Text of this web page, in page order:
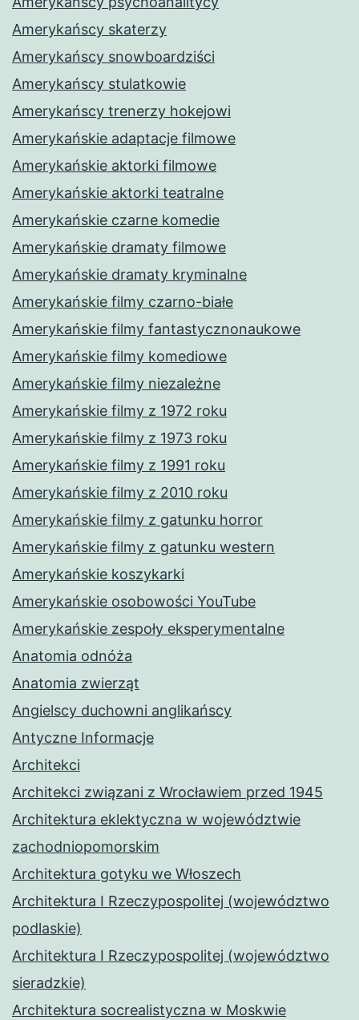
Amerykańscy skaterzy
Amerykańscy snowboardziści
Amerykańscy stulatkowie
Amerykańscy trenerzy hokejowi
Amerykańskie adaptacje filmowe
Amerykańskie aktorki filmowe
Amerykańskie aktorki teatralne
Amerykańskie czarne komedie
Amerykańskie dramaty filmowe
Amerykańskie dramaty kryminalne
Amerykańskie filmy czarno-białe
Amerykańskie filmy fantastycznonaukowe
Amerykańskie filmy komediowe
Amerykańskie filmy niezależne
Amerykańskie filmy z 1972 roku
Amerykańskie filmy z 1973 roku
Amerykańskie filmy z 1991 roku
Amerykańskie filmy z 2010 roku
Amerykańskie filmy z gatunku horror
Amerykańskie filmy z gatunku western
Amerykańskie koszykarki
Amerykańskie osobowości YouTube
Amerykańskie zespoły eksperymentalne
Anatomia odnóża
Anatomia zwierząt
Angielscy duchowni anglikańscy
Antyczne Informacje
Architekci
Architekci związani z Wrocławiem przed 1945
Architektura eklektyczna w województwie
zachodniopomorskim
Architektura gotyku we Włoszech
Architektura I Rzeczypospolitej (województwo
podlaskie)
Architektura I Rzeczypospolitej (województwo
sieradzkie)
Architektura socrealistyczna w Moskwie